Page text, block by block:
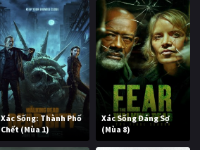
Xác Sống: Thành Phố
Chết (Mùa 1)
Xác Sống Đáng Sợ
(Mùa 8)